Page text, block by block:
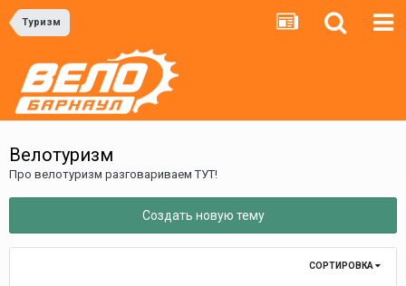
Туризм
Велотуризм
Про велотуризм разговариваем ТУТ!
Создать новую тему
СОРТИРОВКА